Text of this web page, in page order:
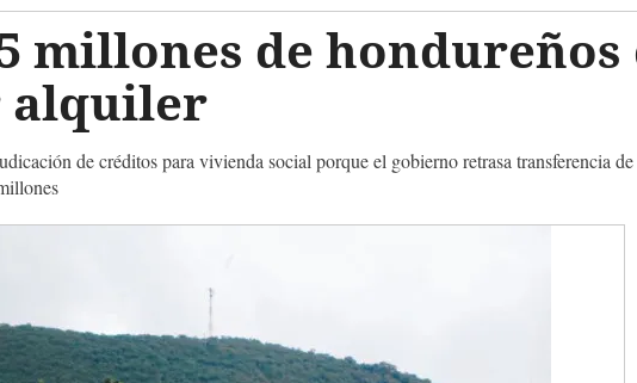
millones de hondureños
alquiler
de créditos para vivienda social porque el gobierno retrasa transferencia